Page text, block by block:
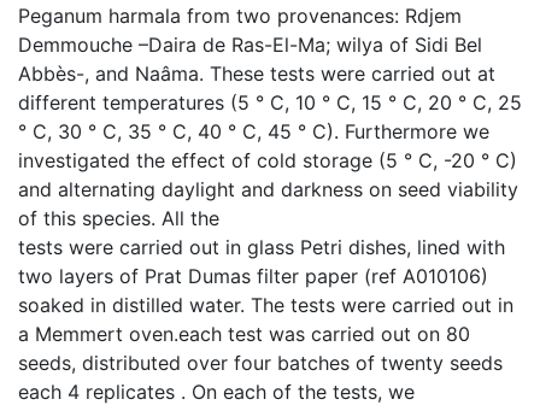
Peganum harmala from two provenances: Rdjem
Demmouche –Daira de Ras-El-Ma; wilya of Sidi Bel
Abbès-, and Naâma. These tests were carried out at
different temperatures (5 ° C, 10 ° C, 15 ° C, 20 ° C, 25
° C, 30 ° C, 35 ° C, 40 ° C, 45 ° C). Furthermore we
investigated the effect of cold storage (5 ° C, -20 ° C)
and alternating daylight and darkness on seed viability
of this species. All the
tests were carried out in glass Petri dishes, lined with
two layers of Prat Dumas filter paper (ref A010106)
soaked in distilled water. The tests were carried out in
a Memmert oven.each test was carried out on 80
seeds, distributed over four batches of twenty seeds
each 4 replicates . On each of the tests, we